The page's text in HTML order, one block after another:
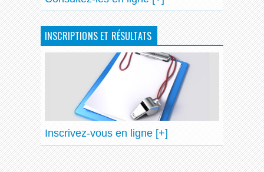
INSCRIPTIONS ET RÉSULTATS
Inscrivez-vous en ligne [+]